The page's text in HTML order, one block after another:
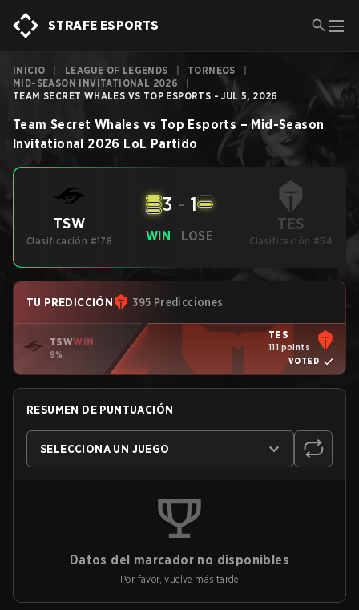
STRAFE ESPORTS
INICIO LEAGUE OF LEGENDS TORNEOS
MID-SEASON INVITATIONAL 2026
TEAM SECRET WHALES VS TOP ESPORTS - JUL 5, 2026
Team Secret Whales vs Top Esports –Mid-Season
Invitational 2026 LoL Partido
TSW
Clasificación #178 WIN
3 - 1
LOSE
TES
Clasificación #54
TU PREDICCIÓN 395 Predicciones
TSWWIN
9%
TES
111 points
VOTED
RESUMEN DE PUNTUACIÓN
SELECCIONA UN JUEGO
Datos del marcador no disponibles
Por favor, vuelve más tarde